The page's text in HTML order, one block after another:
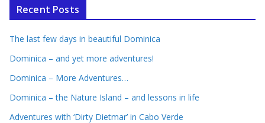
Recent Posts
The last few days in beautiful Dominica
Dominica – and yet more adventures!
Dominica – More Adventures…
Dominica – the Nature Island – and lessons in life
Adventures with ‘Dirty Dietmar’ in Cabo Verde